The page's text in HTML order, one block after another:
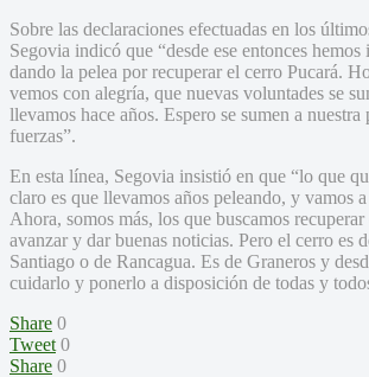
Sobre las declaraciones efectuadas en los
Segovia indicó que “desde ese entonces hemos
dando la pelea por recuperar el cerro Pucará.
vemos con alegría, que nuevas voluntades se
llevamos hace años. Espero se sumen a
fuerzas”.
En esta línea, Segovia insistió en que “lo que
claro es que llevamos años peleando, y vamos
Ahora, somos más, los que buscamos
avanzar y dar buenas noticias. Pero el cerro es
Santiago o de Rancagua. Es de Graneros y
cuidarlo y ponerlo a disposición de todas y
Share 0
Tweet 0
Share 0